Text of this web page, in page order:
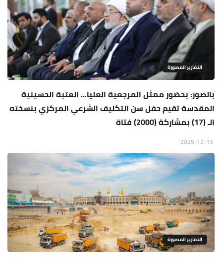
التقارير المصورة
بالصور: بحضور ممثل المرجعية العليا... العتبة الحسينية
المقدسة تقيم حفل سن التكليف الشرعي المركزي بنسخته
الـ (17) بمشاركة (2000) فتاة
التقارير المصورة